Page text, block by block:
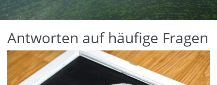
Antworten auf häufige Fragen